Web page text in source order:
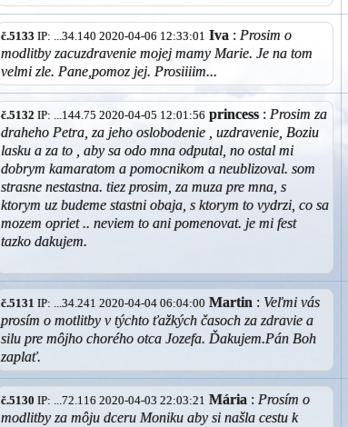
č.5133 IP: ...34.140 2020-04-06 12:33:01 Iva : Prosim o
modlitby zacuzdravenie mojej mamy Marie. Je na tom
velmi zle. Pane,pomoz jej. Prosiiiim...
č.5132 IP: ...144.75 2020-04-05 12:01:56 princess : Prosim za
draheho Petra, za jeho oslobodenie , uzdravenie, Boziu
lasku a za to , aby sa odo mna odputal, no ostal mi
dobrym kamaratom a pomocnikom a neublizoval. som
strasne nestastna. tiez prosim, za muza pre mna, s
ktorym uz budeme stastni obaja, s ktorym to vydrzi, co sa
mozem opriet .. neviem to ani pomenovat. je mi fest
tazko dakujem.
č.5131 IP: ...34.241 2020-04-04 06:04:00 Martin : Veľmi vás
prosím o motlitby v týchto ťažkých časoch za zdravie a
silu pre môjho chorého otca Jozefa. Ďakujem.Pán Boh
zaplať.
č.5130 IP: ...72.116 2020-04-03 22:03:21 Mária : Prosím o
modlitby za môju dceru Moniku aby si našla cestu k